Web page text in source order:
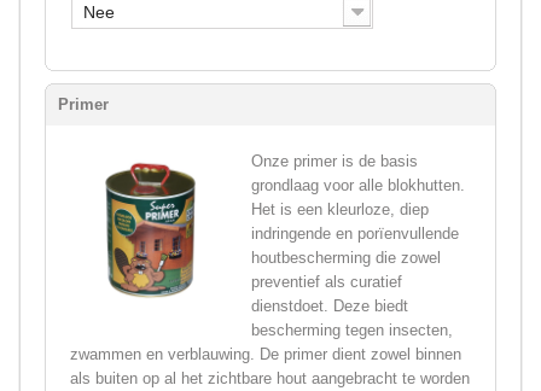
Nee
Primer
Onze primer is de basis
grondlaag voor alle blokhutten.
Het is een kleurloze, diep
indringende en porïenvullende
houtbescherming die zowel
preventief als curatief
dienstdoet. Deze biedt
bescherming tegen insecten,
zwammen en verblauwing. De primer dient zowel binnen
als buiten op al het zichtbare hout aangebracht te worden